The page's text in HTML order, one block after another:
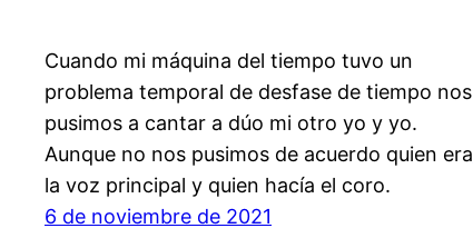
Cuando mi máquina del tiempo tuvo un
problema temporal de desfase de tiempo nos
pusimos a cantar a dúo mi otro yo y yo.
Aunque no nos pusimos de acuerdo quien era
la voz principal y quien hacía el coro.
6 de noviembre de 2021